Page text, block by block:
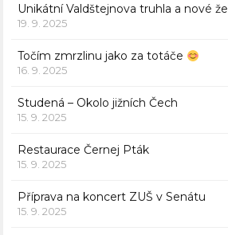
Unikátní Valdštejnova truhla a nové
19. 9. 2025
Točím zmrzlinu jako za totáče
16. 9. 2025
Studená – Okolo jižních Čech
15. 9. 2025
Restaurace Černej Pták
15. 9. 2025
Příprava na koncert ZUŠ v Senátu
15. 9. 2025